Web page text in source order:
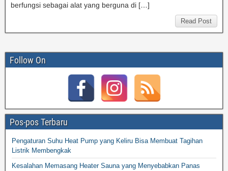
berfungsi sebagai alat yang berguna di […]
Read Post
Follow On
Pos-pos Terbaru
Pengaturan Suhu Heat Pump yang Keliru Bisa Membuat Tagihan
Listrik Membengkak
Kesalahan Memasang Heater Sauna yang Menyebabkan Panas